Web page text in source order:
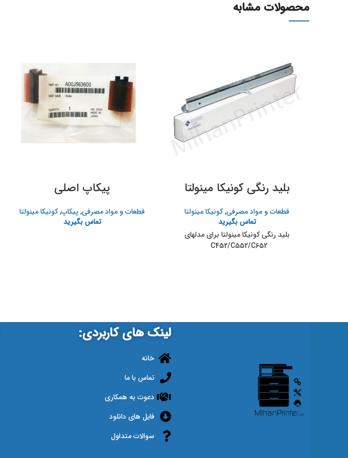
محصولات مشابه
بلید رنگی کونیکا مینولتا
قطعات و مواد مصرفی,کونیکا مینولتا
تماس بگیرید
بلید رنگی کونیکا مینولتا برای مدلهای
C452/C552/C652
پیکاپ اصلی
قطعات و مواد مصرفی,پیکاپ,کونیکا مینولتا
تماس بگیرید
لینک های کاربردی:
خانه
تماس با ما
دعوت به همکاری
فایل های دانلود
سوالات متداول